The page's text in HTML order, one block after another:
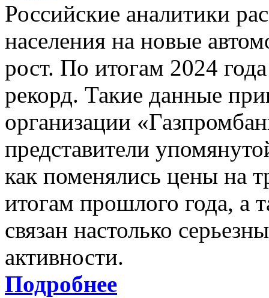
Российские аналитики
населения на новые
рост. По итогам 2024
рекорд. Такие данные
организации
представители
как поменялись цены на
итогам прошлого года, а
связан настолько
активности.
Подробнее